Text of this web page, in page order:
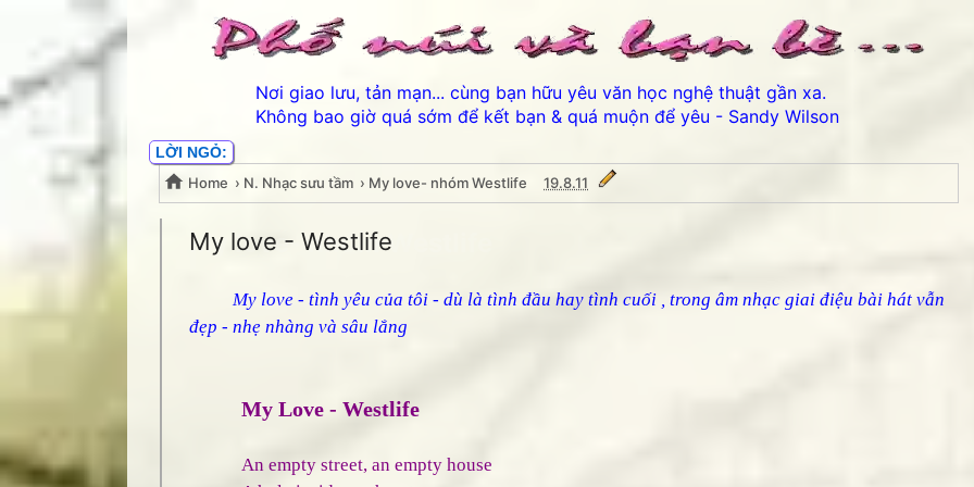
Nơi giao lưu, tản mạn... cùng bạn hữu yêu văn học nghệ thuật gần xa.
Không bao giờ quá sớm để kết bạn & quá muộn để yêu - Sandy Wilson
LỜI NGỎ:
Home › N. Nhạc sưu tầm › My love- nhóm Westlife 19.8.11
My love- nhóm Westlife
My love - Westlife
My love - tình yêu của tôi - dù là tình đầu hay tình cuối , trong âm nhạc giai điệu bài hát vẫn
đẹp - nhẹ nhàng và sâu lắng
My Love - Westlife
An empty street, an empty house